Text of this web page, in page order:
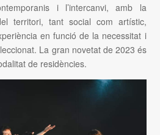
i l’intercanvi, amb la
territori, tant social com artístic,
en funció de la necessitat i
La gran novetat de 2023 és
de residències.